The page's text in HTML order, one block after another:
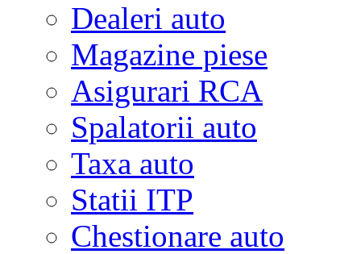
Dealeri auto
Magazine piese
Asigurari RCA
Spalatorii auto
Taxa auto
Statii ITP
Chestionare auto